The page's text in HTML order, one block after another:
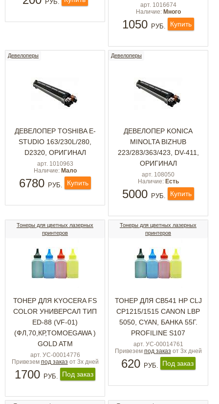
РУБ.
арт. 1016674
Наличие: Много
1050 РУБ. Купить
Девелоперы
ДЕВЕЛОПЕР TOSHIBA E-
STUDIO 163/230L/280,
D2320, ОРИГИНАЛ
арт. 1010963
Наличие: Мало
6780 РУБ. Купить
Девелоперы
ДЕВЕЛОПЕР KONICA
MINOLTA BIZHUB
223/283/363/423, DV-411,
ОРИГИНАЛ
арт. 108050
Наличие: Есть
5000 РУБ. Купить
Тонеры для цветных лазерных
принтеров
ТОНЕР ДЛЯ KYOCERA FS
COLOR УНИВЕРСАЛ ТИП
ED-88 (VF-01)
(ФЛ,70,КР,TOMOEGAWA )
GOLD ATM
арт. УС-00014776
Привезем под заказ от 3х дней
1700 РУБ. Под заказ
Тонеры для цветных лазерных
принтеров
ТОНЕР ДЛЯ CB541 HP CLJ
CP1215/1515 CANON LBP
5050, CYAN, БАНКА 55Г.
PROFILINE S107
арт. УС-00014761
Привезем под заказ от 3х дней
620 РУБ. Под заказ